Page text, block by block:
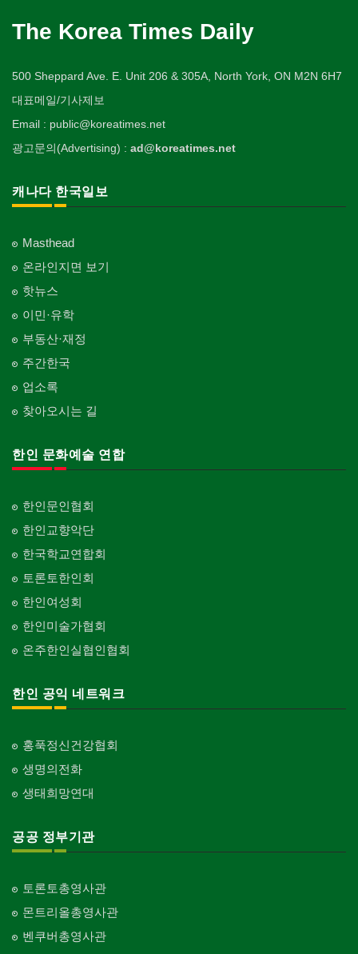
The Korea Times Daily
500 Sheppard Ave. E. Unit 206 & 305A, North York, ON M2N 6H7
대표메일/기사제보
Email : public@koreatimes.net
광고문의(Advertising) : ad@koreatimes.net
캐나다 한국일보
Masthead
온라인지면 보기
핫뉴스
이민·유학
부동산·재정
주간한국
업소록
찾아오시는 길
한인 문화예술 연합
한인문인협회
한인교향악단
한국학교연합회
토론토한인회
한인여성회
한인미술가협회
온주한인실협인협회
한인 공익 네트워크
홍푹정신건강협회
생명의전화
생태희망연대
공공 정부기관
토론토총영사관
몬트리올총영사관
벤쿠버총영사관